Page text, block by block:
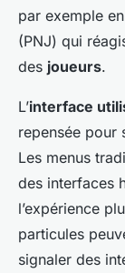
par exemple
(PNJ) qui
des joueurs.
L’interface
repensée pour
Les menus
des interfaces
l’expérience
particules
signaler des